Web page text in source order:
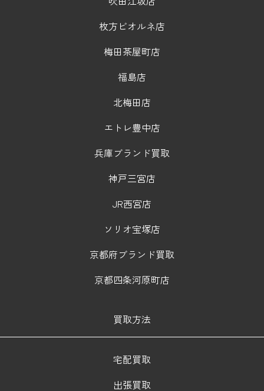
枚方ビオルネ店
梅田茶屋町店
福島店
北梅田店
エトレ豊中店
兵庫ブランド買取
神戸三宮店
JR西宮店
ソリオ宝塚店
京都府ブランド買取
京都四条河原町店
買取方法
宅配買取
出張買取